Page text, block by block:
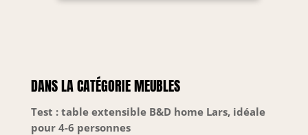
DANS LA CATÉGORIE MEUBLES
Test : table extensible B&D home Lars, idéale
pour 4-6 personnes